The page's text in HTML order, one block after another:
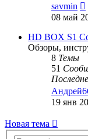
savmin
08 май
HD BOX S1
Обзоры,
8 Темы
51
19 янв
Новая тема